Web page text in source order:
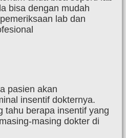
bisa dengan mudah
lab dan
pasien akan
insentif dokternya.
tahu berapa insentif yang
masing dokter di